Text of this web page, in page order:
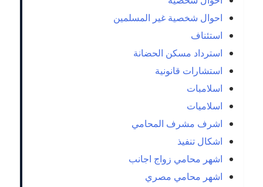
احوال شخصية غير المسلمين
استئناف
استرداد مسكن الحضانة
استشارات قانونية
اسلامبات
اسلاميات
اشرف مشرف المحامي
اشكال تنفيذ
اشهر محامي زواج اجانب
اشهر محامي مصري